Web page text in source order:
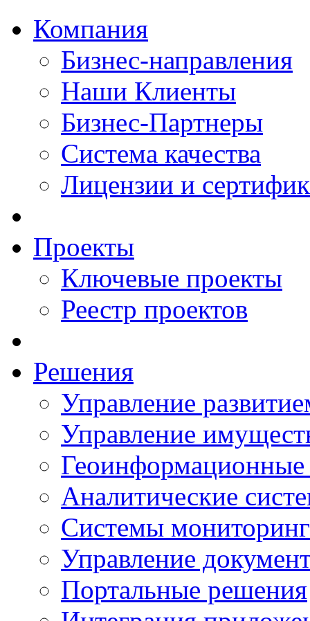
Компания
Бизнес-направления
Наши Клиенты
Бизнес-Партнеры
Система качества
Лицензии и
Проекты
Ключевые проекты
Реестр проектов
Решения
Управление
Управление
Аналитические
Системы
Управление
Портальные решения